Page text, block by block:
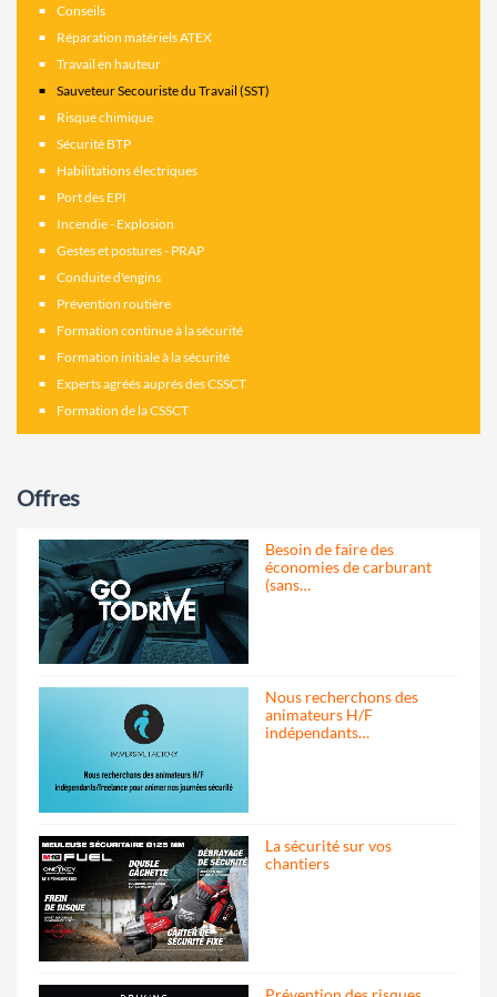
Conseils
Réparation matériels ATEX
Travail en hauteur
Sauveteur Secouriste du Travail (SST)
Risque chimique
Sécurité BTP
Habilitations électriques
Port des EPI
Incendie - Explosion
Gestes et postures - PRAP
Conduite d'engins
Prévention routière
Formation continue à la sécurité
Formation initiale à la sécurité
Experts agréés auprés des CSSCT
Formation de la CSSCT
Offres
Besoin de faire des
économies de carburant
(sans…
Nous recherchons des
animateurs H/F
indépendants…
La sécurité sur vos
chantiers